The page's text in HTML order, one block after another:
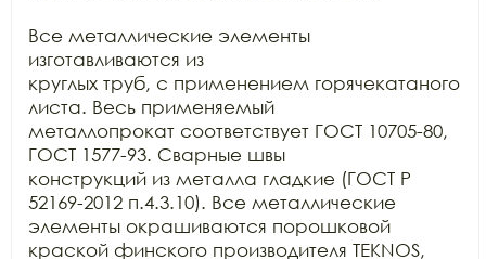
Все металлические элементы
изготавливаются из
круглых труб, с применением горячекатаного
листа. Весь применяемый
металлопрокат соответствует ГОСТ 10705-80,
ГОСТ 1577-93. Сварные швы
конструкций из металла гладкие (ГОСТ Р
52169-2012 п.4.3.10). Все металлические
элементы окрашиваются порошковой
краской финского производителя TEKNOS,